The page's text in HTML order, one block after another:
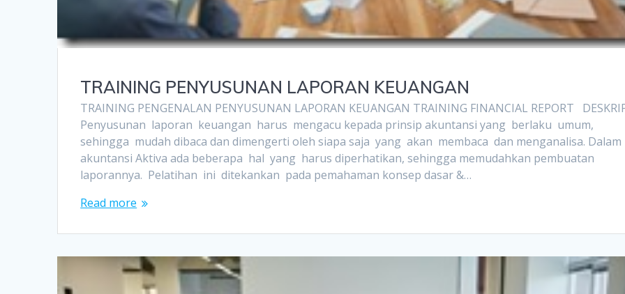
TRAINING PENYUSUNAN LAPORAN KEUANGAN
TRAINING PENGENALAN PENYUSUNAN LAPORAN KEUANGAN TRAINING FINANCIAL REPORT
Penyusunan laporan keuangan harus mengacu kepada prinsip akuntansi yang berlaku umum,
sehingga mudah dibaca dan dimengerti oleh siapa saja yang akan membaca dan menganalisa. Dalam
akuntansi Aktiva ada beberapa hal yang harus diperhatikan, sehingga memudahkan pembuatan
laporannya. Pelatihan ini ditekankan pada pemahaman konsep dasar &…
Read more